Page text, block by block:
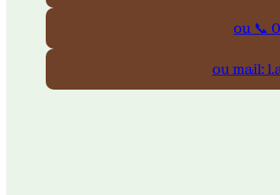
ou 📞
ou mail: